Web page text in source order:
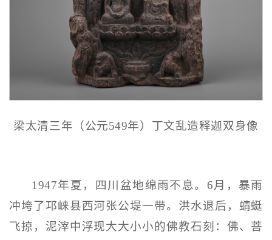
梁太清三年（公元549年）丁文乱造释迦双身像
1947年夏，四川盆地绵雨不息。6月，暴雨
冲垮了邛崃县西河张公堤一带。洪水退后，蜻蜓
飞掠，泥滓中浮现大大小小的佛教石刻：佛、菩